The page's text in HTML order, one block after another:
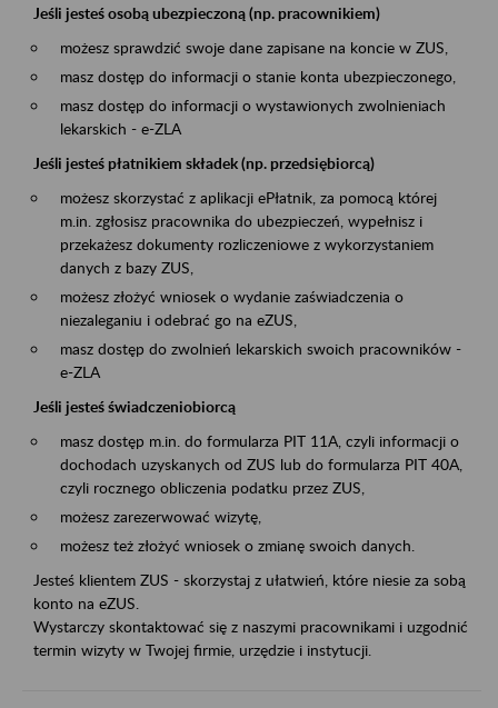
Jeśli jesteś osobą ubezpieczoną (np. pracownikiem)
możesz sprawdzić swoje dane zapisane na koncie w ZUS,
masz dostęp do informacji o stanie konta ubezpieczonego,
masz dostęp do informacji o wystawionych zwolnieniach
lekarskich - e-ZLA
Jeśli jesteś płatnikiem składek (np. przedsiębiorcą)
możesz skorzystać z aplikacji ePłatnik, za pomocą której
m.in. zgłosisz pracownika do ubezpieczeń, wypełnisz i
przekażesz dokumenty rozliczeniowe z wykorzystaniem
danych z bazy ZUS,
możesz złożyć wniosek o wydanie zaświadczenia o
niezaleganiu i odebrać go na eZUS,
masz dostęp do zwolnień lekarskich swoich pracowników -
e-ZLA
Jeśli jesteś świadczeniobiorcą
masz dostęp m.in. do formularza PIT 11A, czyli informacji o
dochodach uzyskanych od ZUS lub do formularza PIT 40A,
czyli rocznego obliczenia podatku przez ZUS,
możesz zarezerwować wizytę,
możesz też złożyć wniosek o zmianę swoich danych.
Jesteś klientem ZUS - skorzystaj z ułatwień, które niesie za sobą
konto na eZUS.
Wystarczy skontaktować się z naszymi pracownikami i uzgodnić
termin wizyty w Twojej firmie, urzędzie i instytucji.